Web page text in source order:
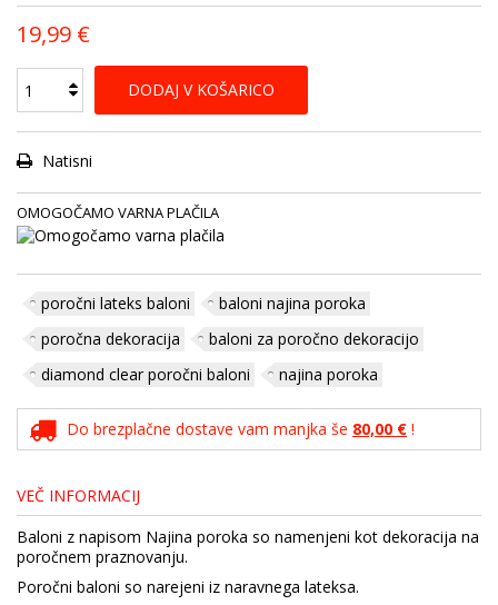
19,99 €
DODAJ V KOŠARICO
Natisni
OMOGOČAMO VARNA PLAČILA
poročni lateks baloni
baloni najina poroka
poročna dekoracija
baloni za poročno dekoracijo
diamond clear poročni baloni
najina poroka
Do brezplačne dostave vam manjka še 80,00 € !
VEČ INFORMACIJ
Baloni z napisom Najina poroka so namenjeni kot dekoracija na
poročnem praznovanju.
Poročni baloni so narejeni iz naravnega lateksa.